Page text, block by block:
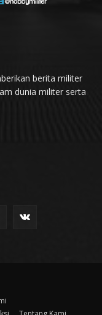
berita militer
dunia militer serta